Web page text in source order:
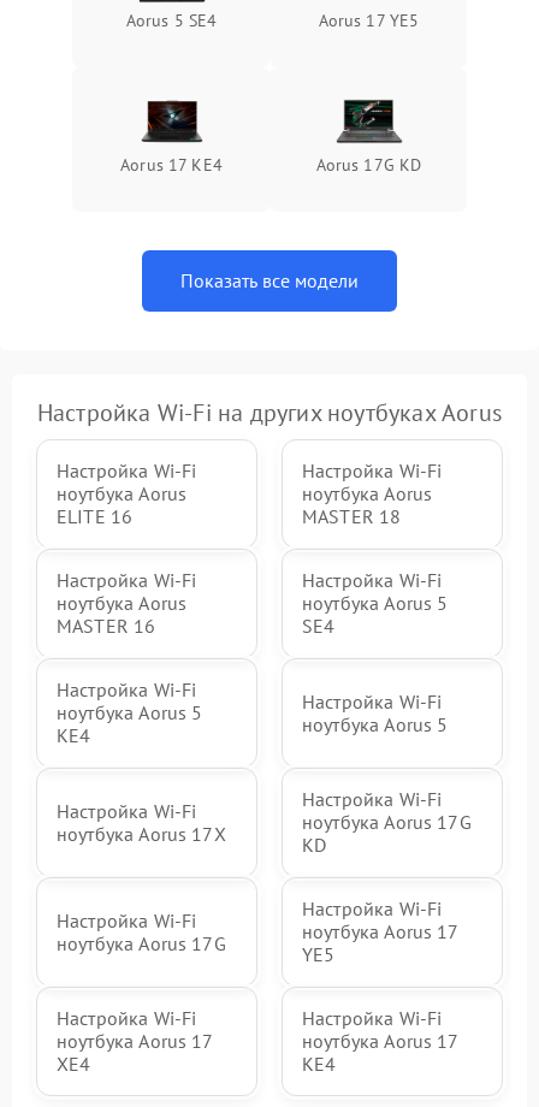
Aorus 5 SE4 Aorus 17 YE5
Aorus 17 KE4 Aorus 17G KD
Показать все модели
Настройка Wi-Fi на других ноутбуках Aorus
Настройка Wi-Fi
ноутбука Aorus
ELITE 16
Настройка Wi-Fi
ноутбука Aorus
MASTER 18
Настройка Wi-Fi
ноутбука Aorus
MASTER 16
Настройка Wi-Fi
ноутбука Aorus 5
SE4
Настройка Wi-Fi
ноутбука Aorus 5
KE4
Настройка Wi-Fi
ноутбука Aorus 5
Настройка Wi-Fi
ноутбука Aorus 17X
Настройка Wi-Fi
ноутбука Aorus 17G
KD
Настройка Wi-Fi
ноутбука Aorus 17G
Настройка Wi-Fi
ноутбука Aorus 17
YE5
Настройка Wi-Fi
ноутбука Aorus 17
XE4
Настройка Wi-Fi
ноутбука Aorus 17
KE4